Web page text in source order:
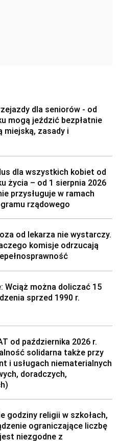
dla seniorów - od
mogą jeździć bezpłatnie
miejską, zasady i
dla wszystkich kobiet od
życia – od 1 sierpnia 2026
przysługuje w ramach
rządowego
od lekarza nie wystarczy.
komisje odrzucają
Wciąż można doliczać 15
sprzed 1990 r.
od października 2026 r.
solidarna także przy
i usługach niematerialnych
doradczych,
godziny religii w szkołach,
ograniczające liczbę
niezgodne z